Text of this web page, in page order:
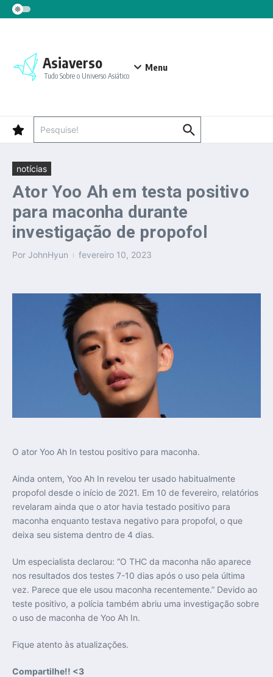
Ir para o conteúdo
Asiaverso
Tudo Sobre o Universo Asiático
Menu
notícias
Ator Yoo Ah em testa positivo
para maconha durante
investigação de propofol
Por JohnHyun fevereiro 10, 2023
O ator Yoo Ah In testou positivo para maconha.
Ainda ontem, Yoo Ah In revelou ter usado habitualmente
propofol desde o início de 2021. Em 10 de fevereiro, relatórios
revelaram ainda que o ator havia testado positivo para
maconha enquanto testava negativo para propofol, o que
deixa seu sistema dentro de 4 dias.
Um especialista declarou: “O THC da maconha não aparece
nos resultados dos testes 7-10 dias após o uso pela última
vez. Parece que ele usou maconha recentemente.” Devido ao
teste positivo, a polícia também abriu uma investigação sobre
o uso de maconha de Yoo Ah In.
Fique atento às atualizações.
Compartilhe!! <3